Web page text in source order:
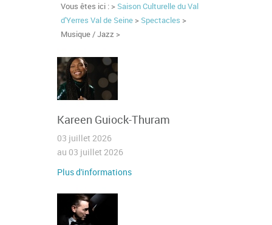
Vous êtes ici : > Saison Culturelle du Val
d'Yerres Val de Seine > Spectacles >
Musique / Jazz >
Kareen Guiock-Thuram
03 juillet 2026
au 03 juillet 2026
Plus d'informations